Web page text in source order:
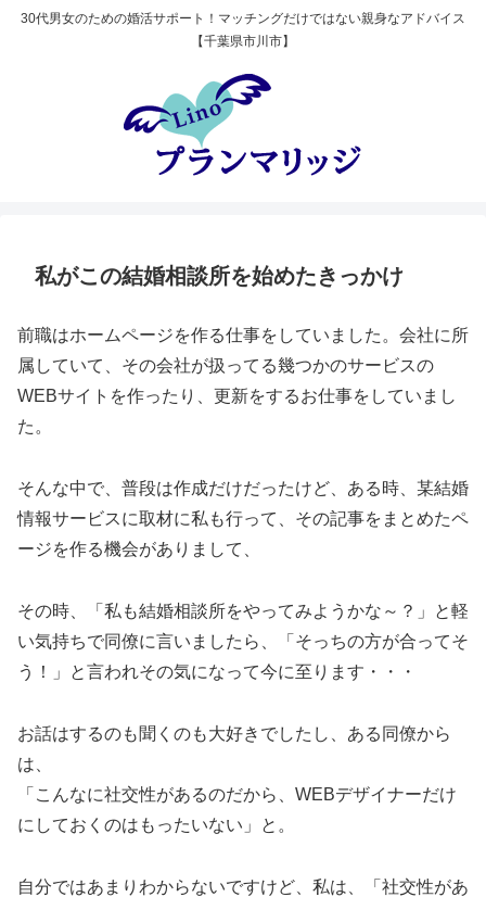
30代男女のための婚活サポート！マッチングだけではない親身なアドバイス
【千葉県市川市】
私がこの結婚相談所を始めたきっかけ
前職はホームページを作る仕事をしていました。会社に所
属していて、その会社が扱ってる幾つかのサービスの
WEBサイトを作ったり、更新をするお仕事をしていまし
た。
そんな中で、普段は作成だけだったけど、ある時、某結婚
情報サービスに取材に私も行って、その記事をまとめたペ
ージを作る機会がありまして、
その時、「私も結婚相談所をやってみようかな～？」と軽
い気持ちで同僚に言いましたら、「そっちの方が合ってそ
う！」と言われその気になって今に至ります・・・
お話はするのも聞くのも大好きでしたし、ある同僚から
は、
「こんなに社交性があるのだから、WEBデザイナーだけ
にしておくのはもったいない」と。
自分ではあまりわからないですけど、私は、「社交性があ